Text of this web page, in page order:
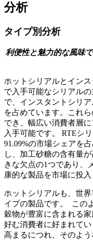
分析
タイプ別分析
利便性と魅力的な風味
ホットシリアルとイン
で入手可能なシリアル
で、インスタントシリ
を占めています。これ
でき、幅広い消費者層
入手可能です。 RTEシ
91.09%の市場シェアを
し、加工砂糖の含有量
きな欠点の1つであり、
康的な製品を市場に投入
ホットシリアルも、世
イプの製品です。 この
穀物が豊富に含まれる
好む消費者に好まれて
高まるにつれ、そのよ